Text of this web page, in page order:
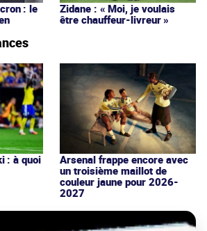
: le
Zidane : « Moi, je voulais
être chauffeur-livreur »
: à quoi
Arsenal frappe encore avec
un troisième maillot de
couleur jaune pour 2026-
2027